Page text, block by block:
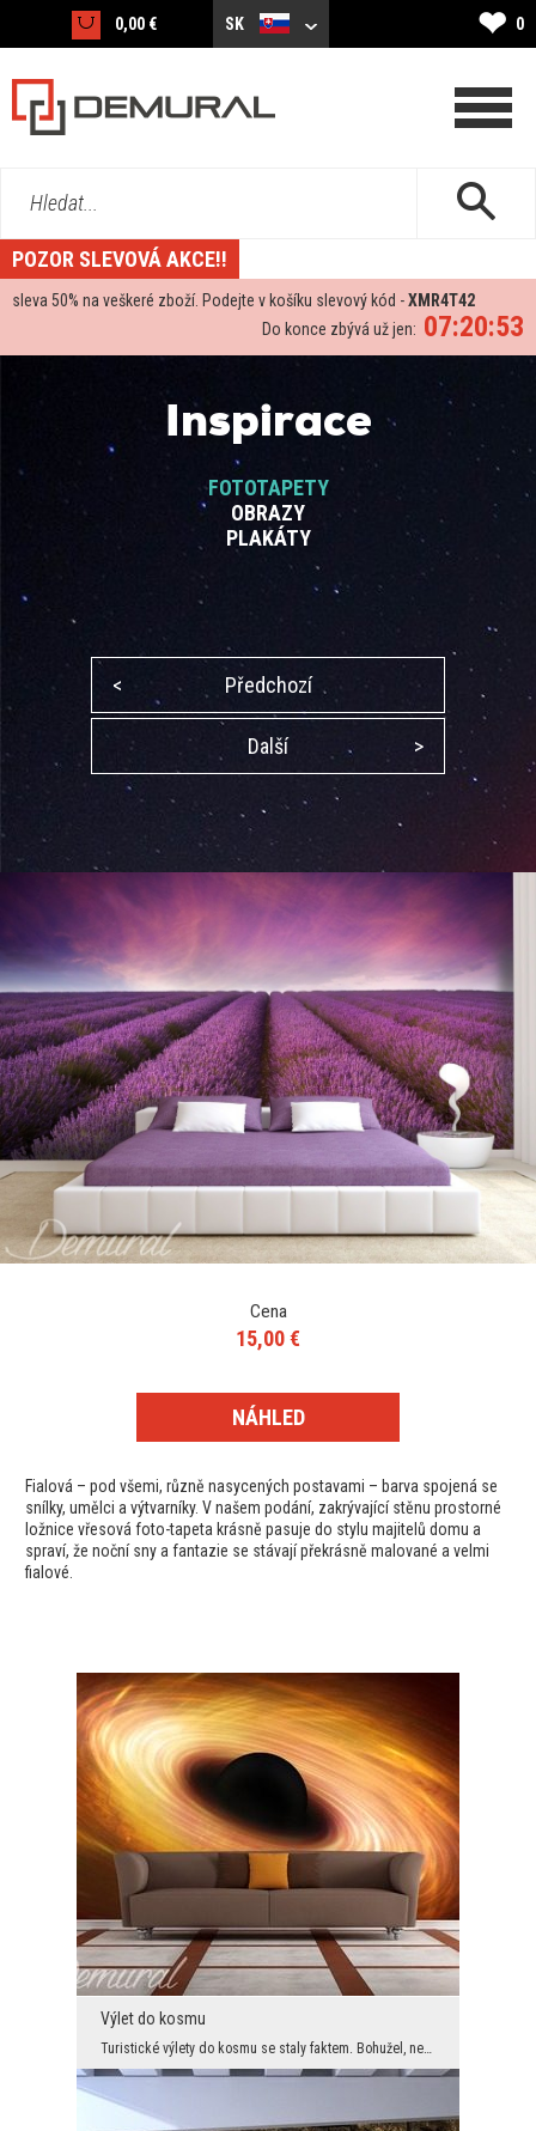
0,00 € SK ❤ 0
Hledat...
POZOR SLEVOVÁ AKCE!!
sleva 50% na veškeré zboží. Podejte v košíku slevový kód -XMR4T42
07:20:53
Do konce zbývá už jen:
Inspirace
FOTOTAPETY
OBRAZY
PLAKÁTY
< Předchozí
Další >
Cena
15,00 €
NÁHLED
Fialová – pod všemi, různě nasycených postavami – barva spojená se
snílky, umělci a výtvarníky. V našem podání, zakrývající stěnu prostorné
ložnice vřesová foto-tapeta krásně pasuje do stylu majitelů domu a
spraví, že noční sny a fantazie se stávají překrásně malované a velmi
fialové.
Výlet do kosmu
Turistické výlety do kosmu se staly faktem. Bohužel, není nás mnoho kdo by si mohl dovolit sednou...